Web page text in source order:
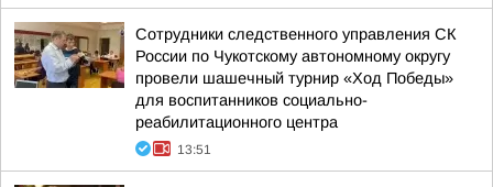
Сотрудники следственного управления СК
России по Чукотскому автономному округу
провели шашечный турнир «Ход Победы»
для воспитанников социально-
реабилитационного центра
13:51